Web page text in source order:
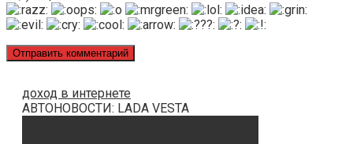
доход в интернете
АВТОНОВОСТИ: LADA VESTA